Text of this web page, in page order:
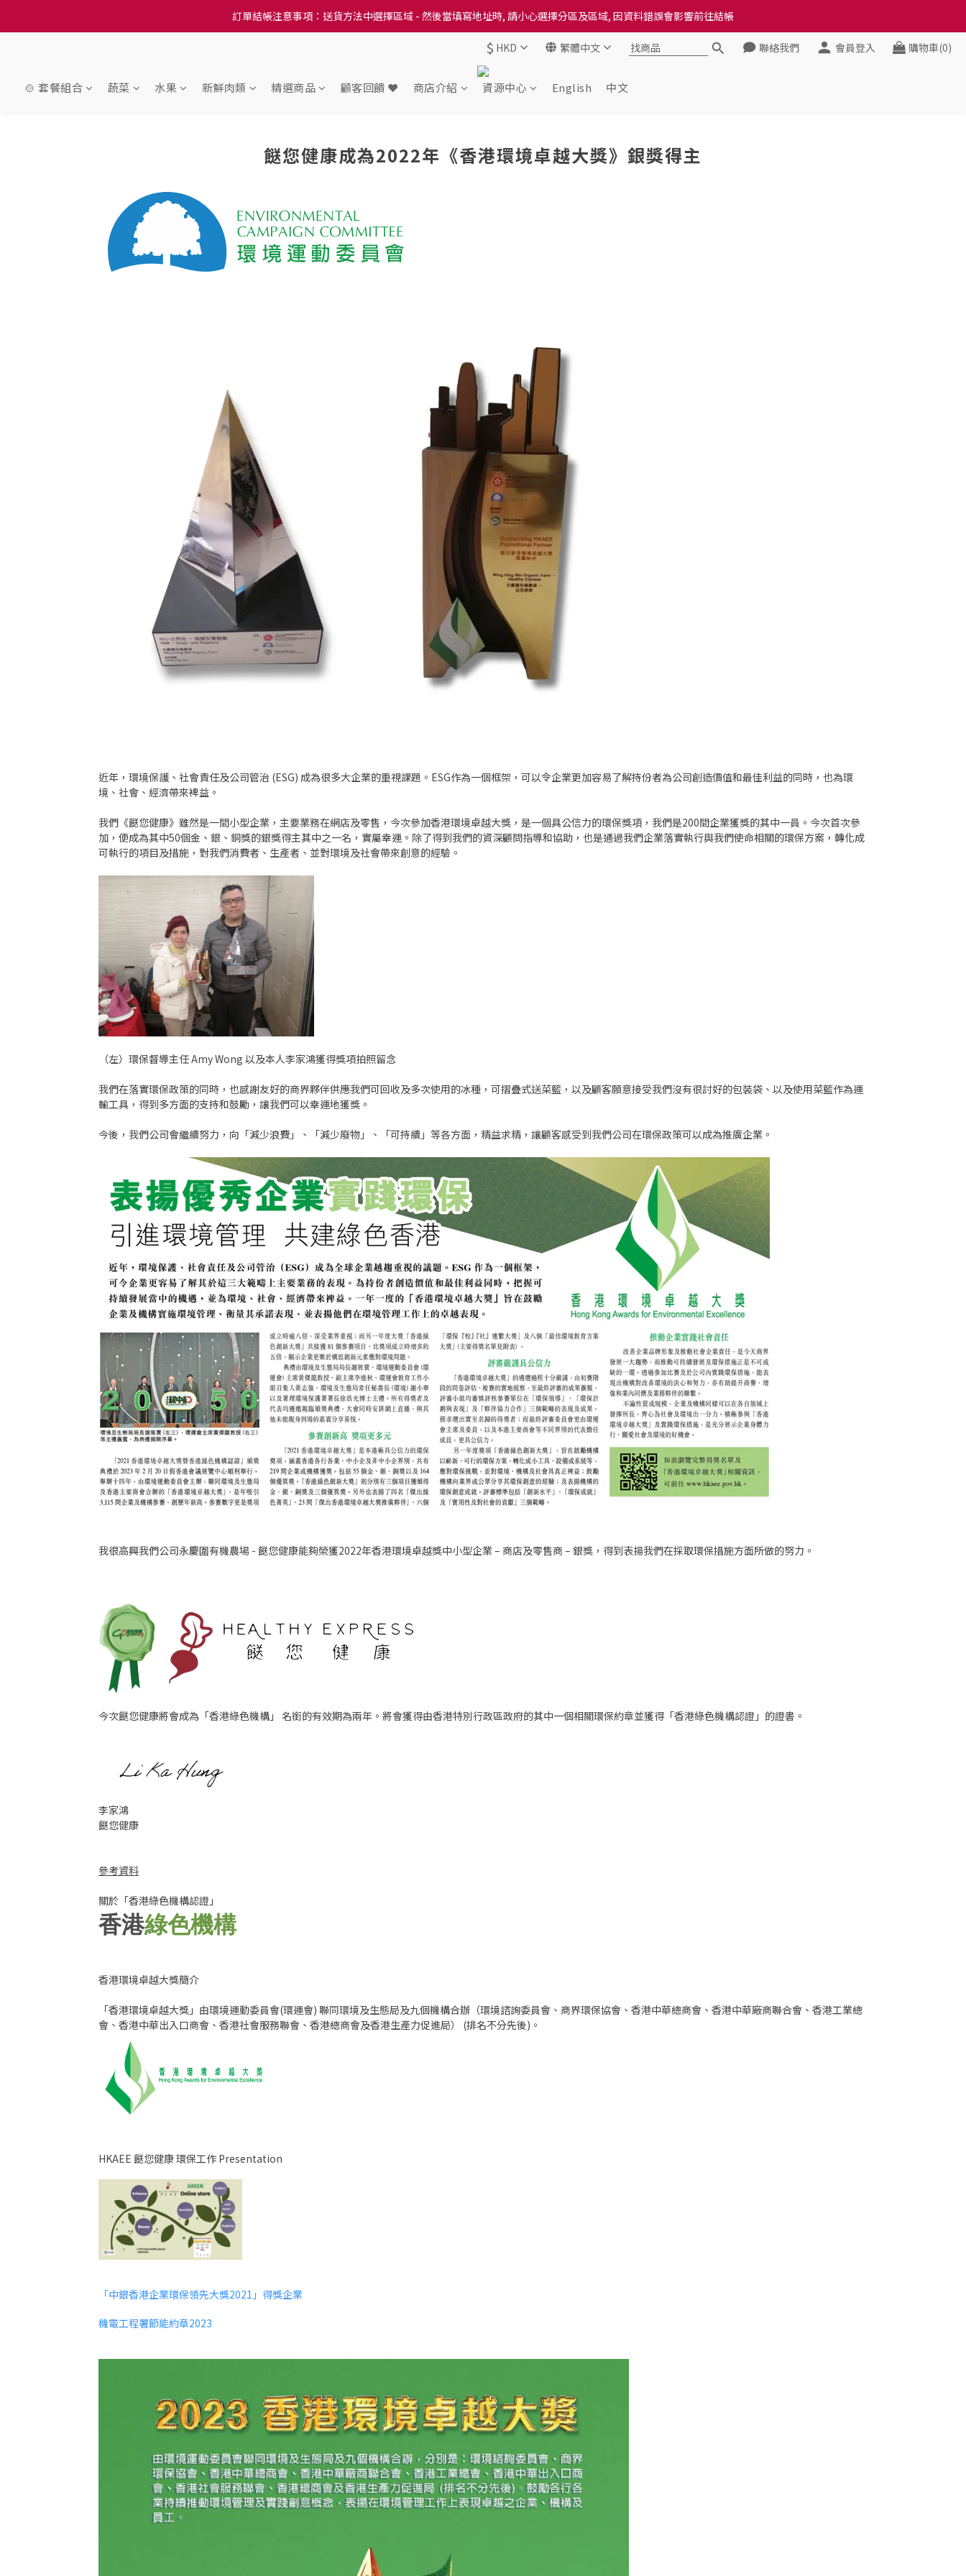
訂單結帳注意事項：送貨方法中選擇區域 - 然後當填寫地址時, 請小心選擇分區及區域, 因資料錯誤會影響前往結帳
訂單結帳注意事項：送貨方法中選擇區域 - 然後當填寫地址時, 請小心選擇分區及區域, 因資料錯誤會影響前往結帳
隆重推出本地培育田香雞、金棠雞、粵皇鷄及平原雞等，想食靚雞就要嚟《餸您健康》
訂單結帳注意事項：送貨方法中選擇區域 - 然後當填寫地址時, 請小心選擇分區及區域, 因資料錯誤會影響前往結帳
$ HKD 繁體中文 聯絡我們 會員登入 購物車(0)
🍲 套餐組合 蔬菜 水果 新鮮肉類 精選商品 顧客回饋 ❤️ 商店介紹 資源中心 English 中文
餸您健康成為2022年《香港環境卓越大獎》銀獎得主
近年，環境保護、社會責任及公司管治 (ESG) 成為很多大企業的重視課題。ESG作為一個框架，可以令企業更加容易了解持份者為公司創造價值和最佳利益的同時，也為環
境、社會、經濟帶來裨益。
我們《餸您健康》雖然是一間小型企業，主要業務在網店及零售，今次參加香港環境卓越大獎，是一個具公信力的環保獎項，我們是200間企業獲獎的其中一員。今次首次參
加，便成為其中50個金、銀、銅獎的銀獎得主其中之一名，實屬幸運。除了得到我們的資深顧問指導和協助，也是通過我們企業落實執行與我們使命相關的環保方案，轉化成
可執行的項目及措施，對我們消費者、生產者、並對環境及社會帶來創意的經驗。
（左）環保督導主任 Amy Wong 以及本人李家鴻獲得獎項拍照留念
我們在落實環保政策的同時，也感謝友好的商界夥伴供應我們可回收及多次使用的冰種，可摺疊式送菜籃，以及顧客願意接受我們沒有很討好的包裝袋、以及使用菜籃作為運
輸工具，得到多方面的支持和鼓勵，讓我們可以幸運地獲獎。
今後，我們公司會繼續努力，向「減少浪費」、「減少廢物」、「可持續」等各方面，精益求精，讓顧客感受到我們公司在環保政策可以成為推廣企業。
我很高興我們公司永慶圍有機農場 - 餸您健康能夠榮獲2022年香港環境卓越獎中小型企業 – 商店及零售商 – 銀獎，得到表揚我們在採取環保措施方面所做的努力。
今次餸您健康將會成為「香港綠色機構」 名銜的有效期為兩年。將會獲得由香港特別行政區政府的其中一個相關環保約章並獲得「香港綠色機構認證」的證書。
李家鴻
餸您健康
參考資料
關於「香港綠色機構認證」
香港綠色機構
香港環境卓越大獎簡介
「香港環境卓越大獎」由環境運動委員會(環運會) 聯同環境及生態局及九個機構合辦（環境諮詢委員會、商界環保協會、香港中華總商會、香港中華廠商聯合會、香港工業總
會、香港中華出入口商會、香港社會服務聯會、香港總商會及香港生產力促進局） (排名不分先後)。
HKAEE 餸您健康 環保工作 Presentation
「中銀香港企業環保領先大獎2021」得獎企業
機電工程署節能約章2023